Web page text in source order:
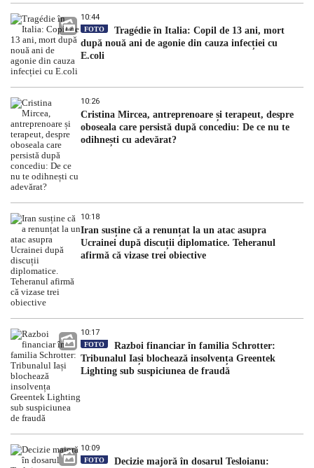
10:44
FOTO
Tragédie în Italia: Copil de 13 ani, mort
după nouă ani de agonie din cauza infecției cu
E.coli
10:26
Cristina Mircea, antreprenoare și terapeut, despre
oboseala care persistă după concediu: De ce nu te
odihnești cu adevărat?
10:18
Iran susține că a renunțat la un atac asupra
Ucrainei după discuții diplomatice. Teheranul
afirmă că vizase trei obiective
10:17
FOTO
Razboi financiar în familia Schrotter:
Tribunalul Iași blochează insolvența Greentek
Lighting sub suspiciunea de fraudă
10:09
FOTO
Decizie majoră în dosarul Tesloianu: